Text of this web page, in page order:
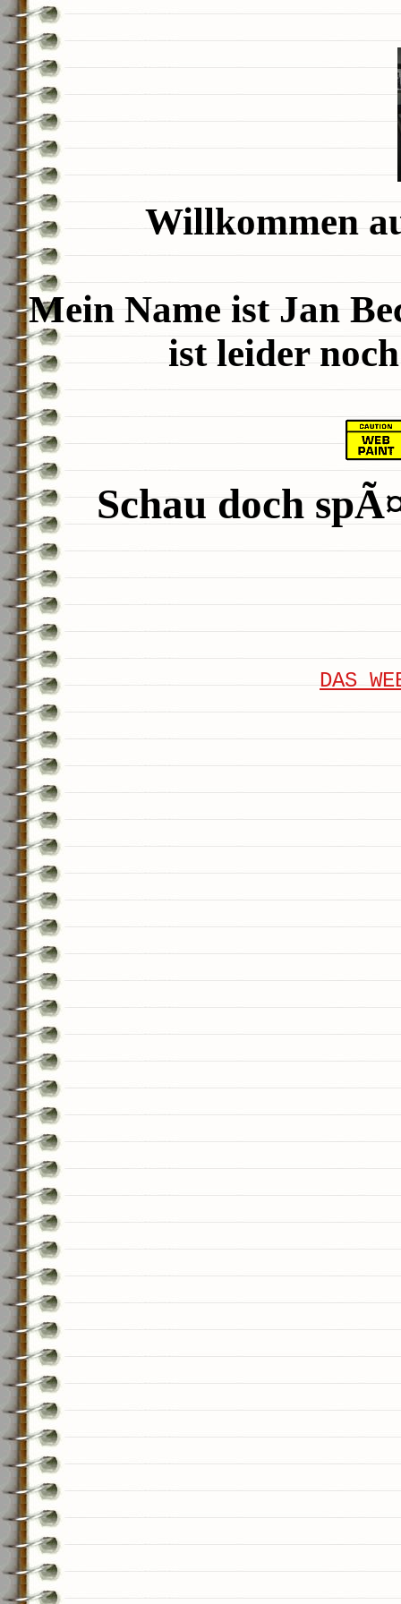
Willkommen
Mein Name ist Jan
ist leider
Schau doch
DAS